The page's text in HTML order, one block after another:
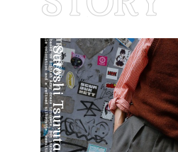
Satoshi Tsuruta